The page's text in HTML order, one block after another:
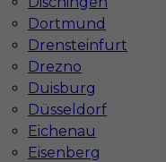
Dortmund
Drensteinfurt
Drezno
Duisburg
Düsseldorf
Eichenau
Eisenberg
Ekipa budowlana